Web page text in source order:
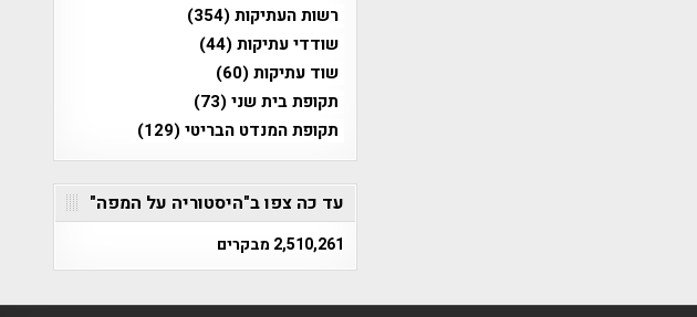
רשות העתיקות(354)
שודדי עתיקות(44)
שוד עתיקות(60)
תקופת בית שני(73)
תקופת המנדט הבריטי(129)
עד כה צפו ב"היסטוריה על המפה"
2,510,261 מבקרים